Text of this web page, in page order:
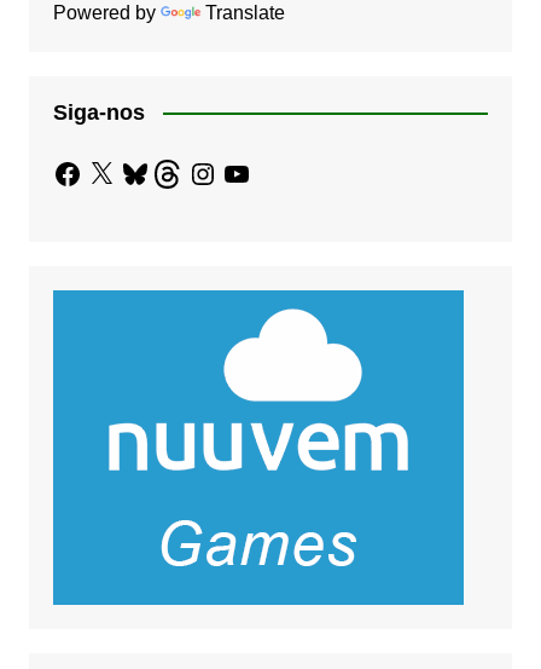
Powered by Translate
Siga-nos
Facebook
X BlueskyThreadsInstagram
YouTube